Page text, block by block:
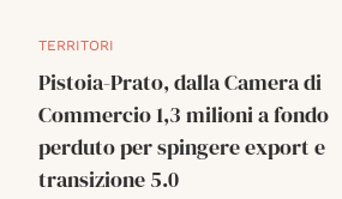
TERRITORI
Pistoia-Prato, dalla Camera di
Commercio 1,3 milioni a fondo
perduto per spingere export e
transizione 5.0